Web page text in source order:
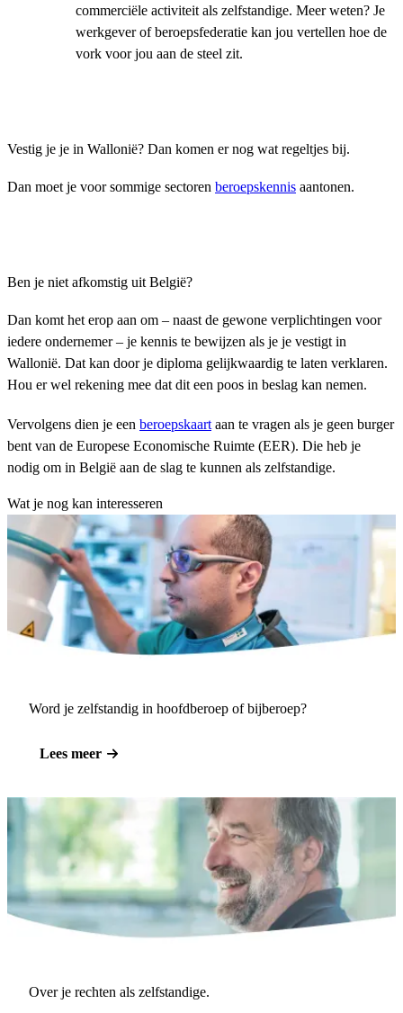
commerciële activiteit als zelfstandige. Meer weten? Je
werkgever of beroepsfederatie kan jou vertellen hoe de
vork voor jou aan de steel zit.
Vestig je je in Wallonië? Dan komen er nog wat regeltjes bij.
Dan moet je voor sommige sectoren beroepskennis aantonen.
Ben je niet afkomstig uit België?
Dan komt het erop aan om – naast de gewone verplichtingen voor
iedere ondernemer – je kennis te bewijzen als je je vestigt in
Wallonië. Dat kan door je diploma gelijkwaardig te laten verklaren.
Hou er wel rekening mee dat dit een poos in beslag kan nemen.
Vervolgens dien je een beroepskaart aan te vragen als je geen burger
bent van de Europese Economische Ruimte (EER). Die heb je
nodig om in België aan de slag te kunnen als zelfstandige.
Wat je nog kan interesseren
Word je zelfstandig in hoofdberoep of bijberoep?
Lees meer
Over je rechten als zelfstandige.